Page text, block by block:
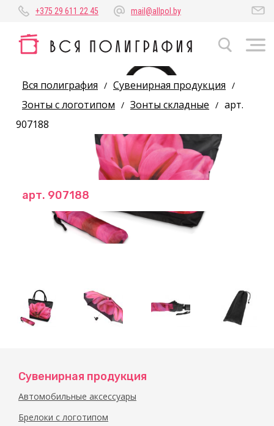
+375 29 611 22 45 mail@allpol.by
Вся полиграфия / Сувенирная продукция /
Зонты с логотипом / Зонты складные / арт.
907188
арт. 907188
Сувенирная продукция
Автомобильные аксессуары
Брелоки с логотипом